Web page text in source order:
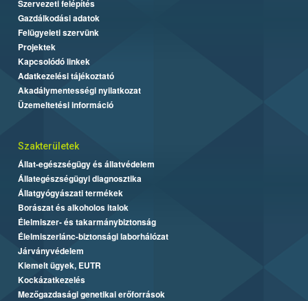
Szervezeti felépítés
Gazdálkodási adatok
Felügyeleti szervünk
Projektek
Kapcsolódó linkek
Adatkezelési tájékoztató
Akadálymentességi nyilatkozat
Üzemeltetési információ
Szakterületek
Állat-egészségügy és állatvédelem
Állategészségügyi diagnosztika
Állatgyógyászati termékek
Borászat és alkoholos italok
Élelmiszer- és takarmánybiztonság
Élelmiszerlánc-biztonsági laborhálózat
Járványvédelem
Kiemelt ügyek, EUTR
Kockázatkezelés
Mezőgazdasági genetikai erőforrások